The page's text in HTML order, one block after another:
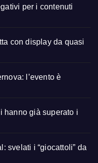
per i contenuti
con display da quasi
l’evento è
hanno già superato i
svelati i “giocattoli” da